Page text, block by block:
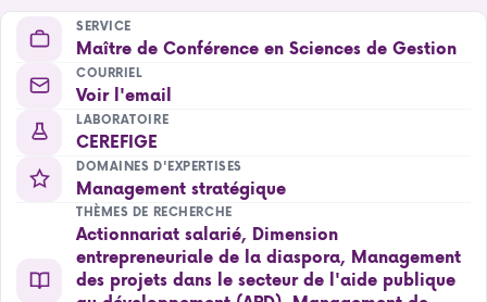
SERVICE
Maître de Conférence en Sciences de Gestion
COURRIEL
Voir l'email
LABORATOIRE
CEREFIGE
DOMAINES D'EXPERTISES
Management stratégique
THÈMES DE RECHERCHE
Actionnariat salarié, Dimension
entrepreneuriale de la diaspora, Management
des projets dans le secteur de l'aide publique